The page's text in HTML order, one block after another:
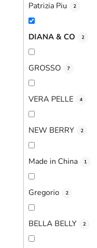
Patrizia Piu 2
DIANA & CO 2
GROSSO 7
VERA PELLE 4
NEW BERRY 2
Made in China 1
Gregorio 2
BELLA BELLY 2